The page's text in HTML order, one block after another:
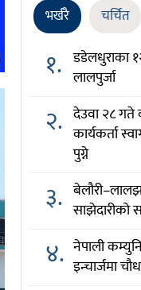
भर्खरै चर्चित
१. डडेलधुराका
लालपुर्जा
२. देउवा २८ गते
कार्यकर्ता
पुग्ने
३.
४. नेपाली
इन्चार्जमा